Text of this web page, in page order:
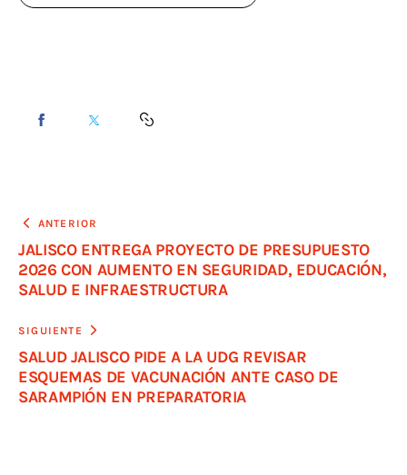
ANTERIOR
JALISCO ENTREGA PROYECTO DE PRESUPUESTO
2026 CON AUMENTO EN SEGURIDAD, EDUCACIÓN,
SALUD E INFRAESTRUCTURA
SIGUIENTE
SALUD JALISCO PIDE A LA UDG REVISAR
ESQUEMAS DE VACUNACIÓN ANTE CASO DE
SARAMPIÓN EN PREPARATORIA